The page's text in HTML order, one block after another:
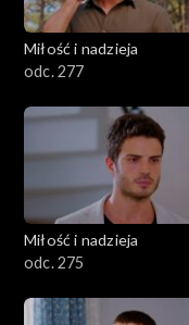
Miłość i nadzieja
odc. 277
Miłość i nadzieja
odc. 275